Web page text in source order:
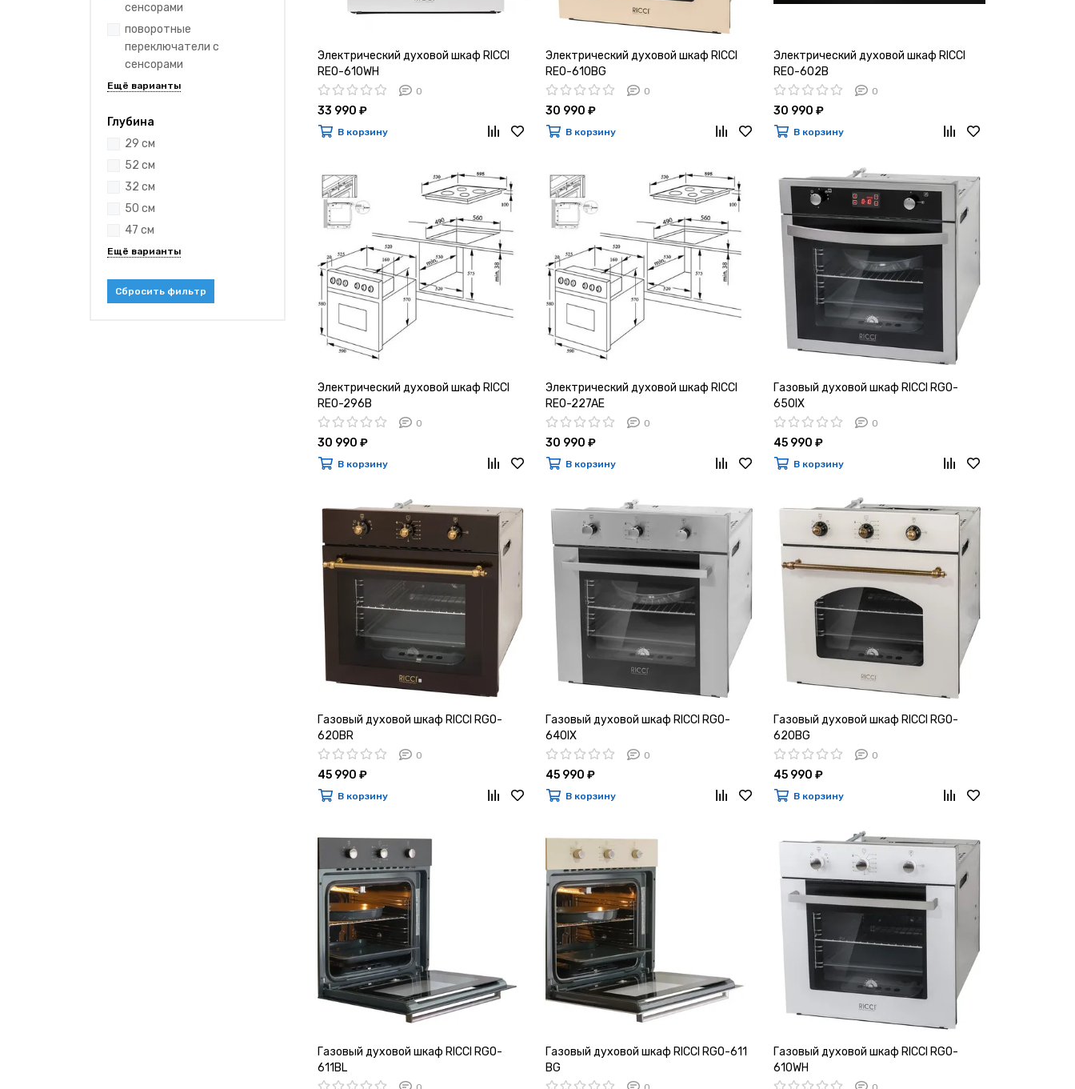
сенсорами
поворотные
переключатели с
сенсорами
Глубина
29 см
52 см
32 см
50 см
47 см
Сбросить фильтр
Электрический духовой шкаф RICCI
REO-610WH
0
33 990 ₽
В корзину
Электрический духовой шкаф RICCI
REO-610BG
0
30 990 ₽
В корзину
Электрический духовой шкаф RICCI
REO-602B
0
30 990 ₽
В корзину
Электрический духовой шкаф RICCI
REO-296B
0
30 990 ₽
В корзину
Электрический духовой шкаф RICCI
REO-227AE
0
30 990 ₽
В корзину
Газовый духовой шкаф RICCI RGO-
650IX
0
45 990 ₽
В корзину
Газовый духовой шкаф RICCI RGO-
620BR
0
45 990 ₽
В корзину
Газовый духовой шкаф RICCI RGO-
640IX
0
45 990 ₽
В корзину
Газовый духовой шкаф RICCI RGO-
620BG
0
45 990 ₽
В корзину
Газовый духовой шкаф RICCI RGO-
611BL
Газовый духовой шкаф RICCI RGO-611
BG
Газовый духовой шкаф RICCI RGO-
610WH